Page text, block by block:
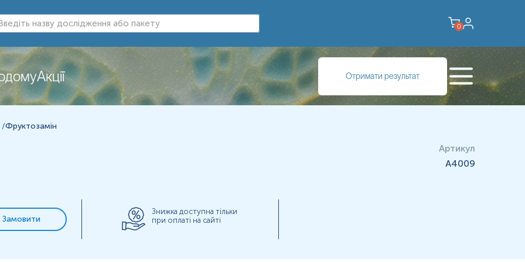
0
Акції Отримати результат
/Фруктозамін
Артикул
A4009
Замовити
Знижка доступна тільки
при оплаті на сайті